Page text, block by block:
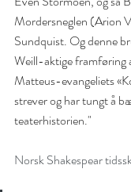
October 2018(1)1
July 2018(1)1 post
April 2018(2)2
March 2018 (1)1
February 2018 (2)
Archives
Mordersneglen (Arion
Sundquist. Og denne
Weill-aktige framføring
Matteus-evangeliets
strever og har tungt å
teaterhistorien."
Norsk Shakespear